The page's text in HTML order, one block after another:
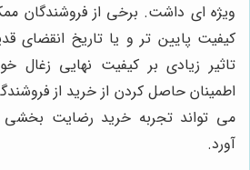
ویژه ای داشت. برخی از فروشندگان
کیفیت پایین تر و یا تاریخ انقضای
تاثیر زیادی بر کیفیت نهایی زغال
اطمینان حاصل کردن از خرید از
می تواند تجربه خرید رضایت بخشی
آورد.